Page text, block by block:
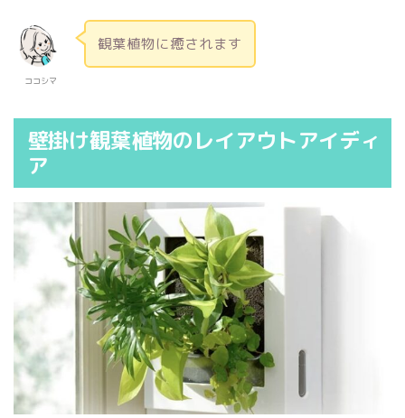
ココシマ
観葉植物に癒されます
壁掛け観葉植物のレイアウトアイディ
ア